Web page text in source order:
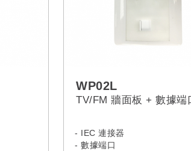
WP02L
TV/FM 牆面板 + 數據端
- IEC 連接器
- 數據端口